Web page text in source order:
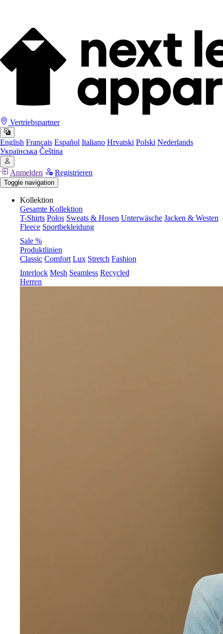
Vertriebspartner
English Français Español Italiano Hrvatski Polski Nederlands
Українська Čeština
Anmelden Registrieren
Toggle navigation
Kollektion
Gesamte Kollektion
T-Shirts Polos Sweats & Hosen Unterwäsche Jacken & Westen
Fleece Sportbekleidung
Sale %
Produktlinien
Classic Comfort Lux Stretch Fashion
Interlock Mesh Seamless Recycled
Herren